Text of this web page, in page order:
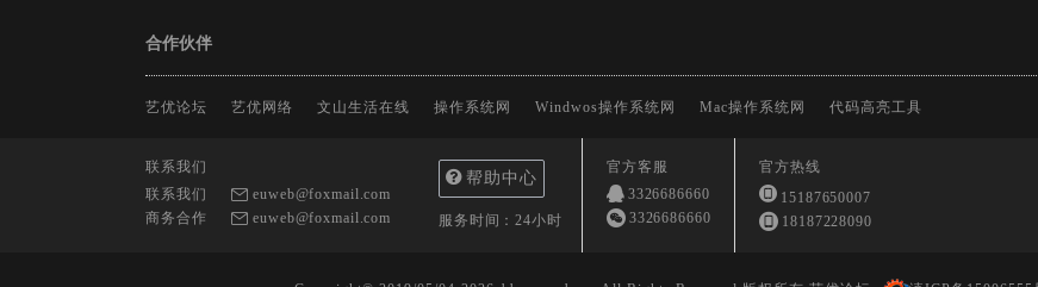
合作伙伴
艺优论坛 艺优网络 文山生活在线 操作系统网 Windwos操作系统网 Mac操作系统网 代码高亮工具
联系我们
联系我们
euweb@foxmail.com
商务合作
euweb@foxmail.com
帮助中心
服务时间：24小时
官方客服
3326686660
3326686660
官方热线
15187650007
18187228090